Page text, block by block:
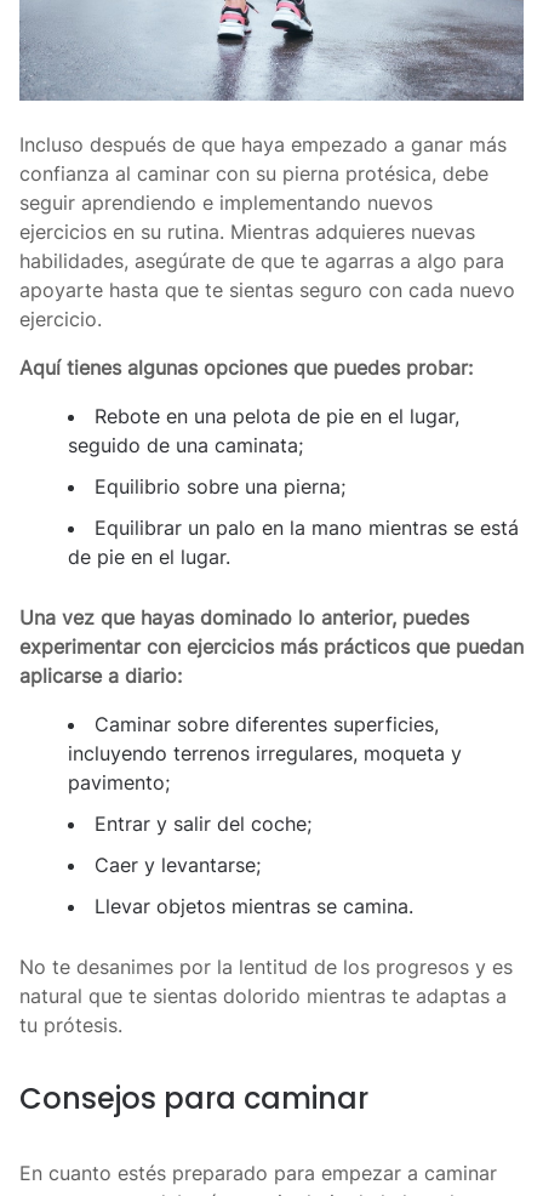
Incluso después de que haya empezado a ganar más
confianza al caminar con su pierna protésica, debe
seguir aprendiendo e implementando nuevos
ejercicios en su rutina. Mientras adquieres nuevas
habilidades, asegúrate de que te agarras a algo para
apoyarte hasta que te sientas seguro con cada nuevo
ejercicio.
Aquí tienes algunas opciones que puedes probar:
Rebote en una pelota de pie en el lugar,
seguido de una caminata;
Equilibrio sobre una pierna;
Equilibrar un palo en la mano mientras se está
de pie en el lugar.
Una vez que hayas dominado lo anterior, puedes
experimentar con ejercicios más prácticos que puedan
aplicarse a diario:
Caminar sobre diferentes superficies,
incluyendo terrenos irregulares, moqueta y
pavimento;
Entrar y salir del coche;
Caer y levantarse;
Llevar objetos mientras se camina.
No te desanimes por la lentitud de los progresos y es
natural que te sientas dolorido mientras te adaptas a
tu prótesis.
Consejos para caminar
En cuanto estés preparado para empezar a caminar